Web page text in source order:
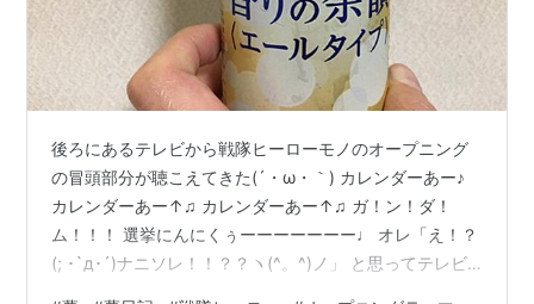
後ろにあるテレビから戦隊ヒーローモノのオープニング
の冒頭部分が聴こえてきた(´・ω・｀) カレンダーあー♪
カレンダーあー↑♫ カレンダーあー↑♫ ガ！ン！ダ！
ム！！！ 選挙にんにくぅーーーーーーー♩ オレ「え！？
(; ･`д･´)ナニソレ！！？？ヽ(^。^)ノ」 と思ってテレビ